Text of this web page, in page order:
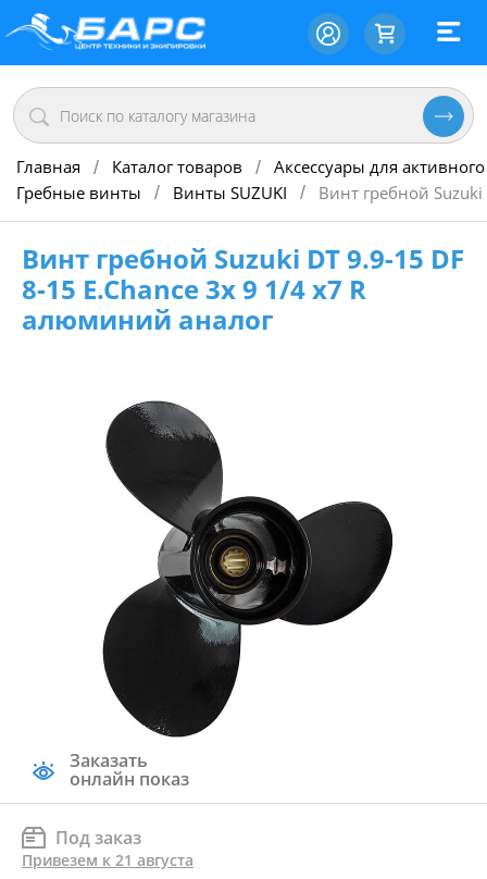
Главная / Каталог товаров / Аксессуары для
Гребные винты
/ Винты SUZUKI / Винт гребной
Винт гребной Suzuki DT 9.9-15 DF
8-15 E.Chance 3х 9 1/4 х7 R
алюминий аналог
Заказать
онлайн показ
Под заказ
Привезем к 21 августа